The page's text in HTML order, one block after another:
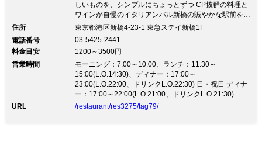
しいものを、シンプルにちょっとずつ CP抜群の料理と
ワインが自慢のイタリアンバル新橋の賑やかな駅前を抜
けて徒歩5分程、 開放感ある店内は木の温もりを感じ
き出す料理。 当店人気の厚切りローストビーフや手打
ちパスタなど、シンプルで美味しい料理を取り揃えてお
ります。記念日やデート、飲み会など様々なシーンでご
利用ください。
住所
東京都港区新橋4-23-1 東急ステイ新橋1F
電話番号
03-5425-2441
料金目安
1200～3500円
営業時間
モーニング：7:00～10:00、ランチ：11:30～
15:00(L.O.14:30)、ディナー：17:00～
23:00(L.O.22:00、ドリンクL.O.22:30) 日・祝日 ディナ
ー：17:00～22:00(L.O.21:00、ドリンクL.O.21:30)
URL
/restaurant/res3275/tag79/